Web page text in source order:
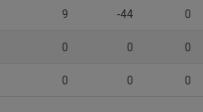
9 -44 0
0 0 0
0 0 0